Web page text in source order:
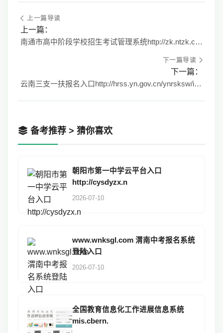
上一篇导读
上一篇：
南通市高中阶段学校招生考试管理系统http://zk.ntzk.com
下一篇导读
下一篇：
云南三支一扶报名入口http://hrss.yn.gov.cn/ynrsksw/index.html
备考推荐 > 猜你喜欢
朝阳市第一中学云平台入口
http://cysdyzx.n
2026-07-10
www.wnksgl.com 渭南中考报名系统
登陆入口
2026-07-10
全国教育信息化工作进展信息系统
mis.cbern.